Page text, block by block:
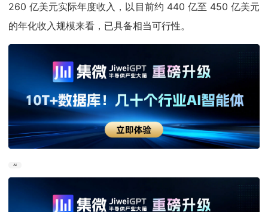
260 亿美元实际年度收入，以目前约 440 亿至 450 亿美元
的年化收入规模来看，已具备相当可行性。
AI